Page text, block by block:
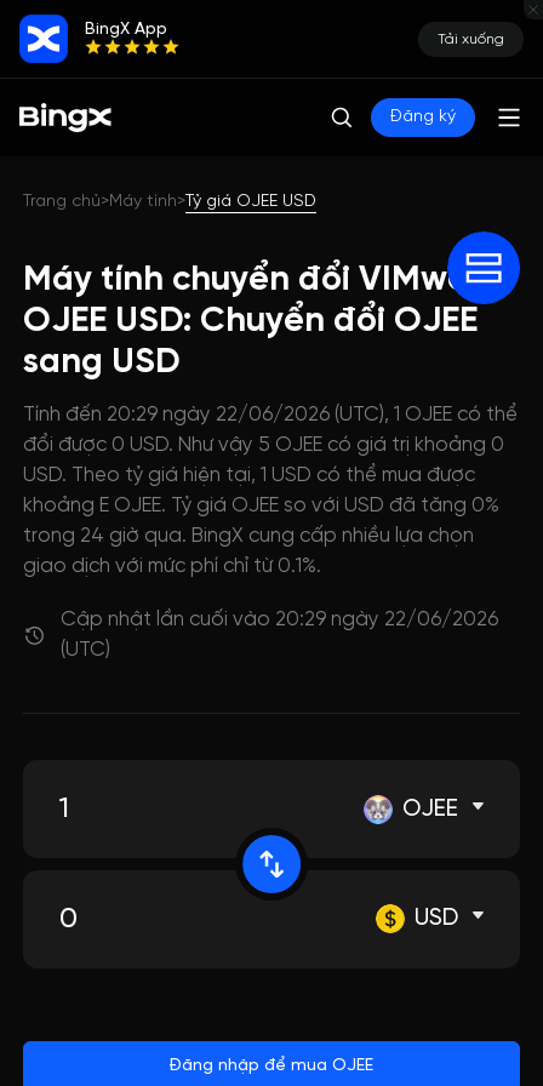
BingX App
Tải xuống
Đăng ký
Trang chủ>Máy tính>Tỷ giá OJEE USD
Máy tính chuyển đổi VIMworld
OJEE USD: Chuyển đổi OJEE
sang USD
Tính đến 20:29 ngày 22/06/2026 (UTC), 1 OJEE có thể
đổi được 0 USD. Như vậy 5 OJEE có giá trị khoảng 0
USD. Theo tỷ giá hiện tại, 1 USD có thể mua được
khoảng E OJEE. Tỷ giá OJEE so với USD đã tăng 0%
trong 24 giờ qua. BingX cung cấp nhiều lựa chọn
giao dịch với mức phí chỉ từ 0.1%.
Cập nhật lần cuối vào 20:29 ngày 22/06/2026
(UTC)
OJEE
USD
Đăng nhập để mua OJEE